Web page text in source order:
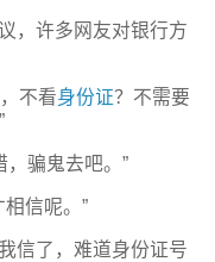
，许多网友对银行方
不看身份证？不需要
，骗鬼去吧。”
相信呢。”
信了，难道身份证号